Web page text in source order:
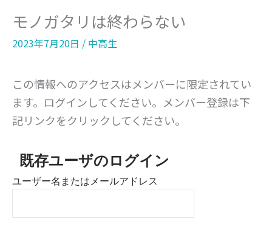
モノガタリは終わらない
2023年7月20日 / 中高生
この情報へのアクセスはメンバーに限定されてい
ます。ログインしてください。メンバー登録は下
記リンクをクリックしてください。
既存ユーザのログイン
ユーザー名またはメールアドレス